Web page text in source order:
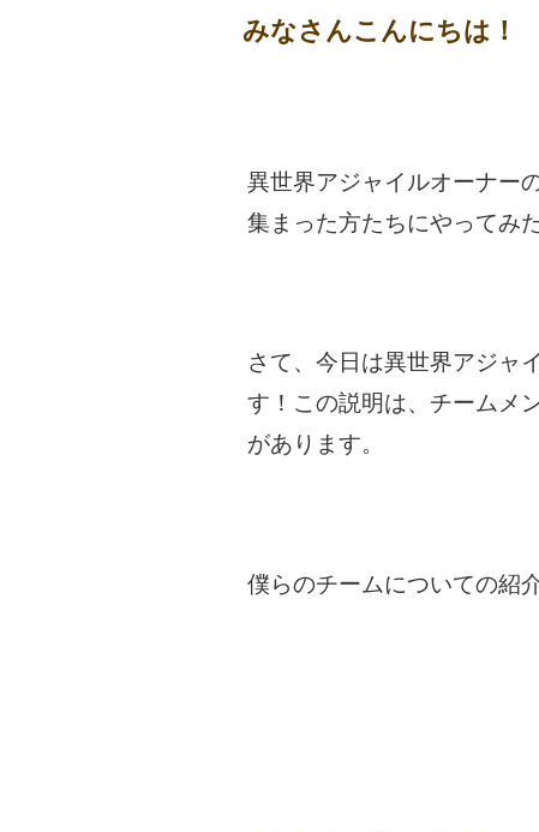
みなさんこんにちは！
異世界アジャイルオーナー
集まった方たちにやってみ
さて、今日は異世界アジャ
す！この説明は、チームメ
があります。
僕らのチームについての紹